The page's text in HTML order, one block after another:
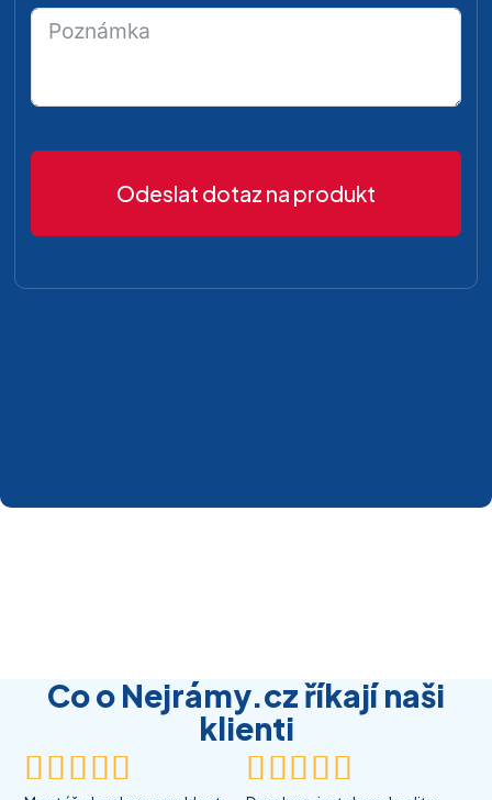
Odeslat dotaz na produkt
Co o Nejrámy.cz říkají naši
klienti
 